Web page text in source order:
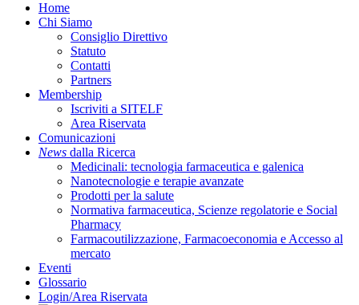
Home
Chi Siamo
Consiglio Direttivo
Statuto
Contatti
Partners
Membership
Iscriviti a SITELF
Area Riservata
Comunicazioni
News dalla Ricerca
Medicinali: tecnologia farmaceutica e galenica
Nanotecnologie e terapie avanzate
Prodotti per la salute
Normativa farmaceutica, Scienze regolatorie e Social
Pharmacy
Farmacoutilizzazione, Farmacoeconomia e Accesso al
mercato
Eventi
Glossario
Login/Area Riservata